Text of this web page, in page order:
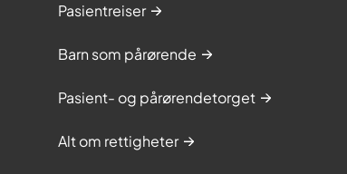
Pasientreiser
Barn som pårørende
Pasient- og pårørendetorget
Alt om rettigheter